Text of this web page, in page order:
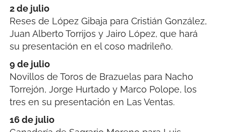
2 de julio
Reses de López Gibaja para Cristián González,
Juan Alberto Torrijos y Jairo López, que hará
su presentación en el coso madrileño.
9 de julio
Novillos de Toros de Brazuelas para Nacho
Torrejón, Jorge Hurtado y Marco Polope, los
tres en su presentación en Las Ventas.
16 de julio